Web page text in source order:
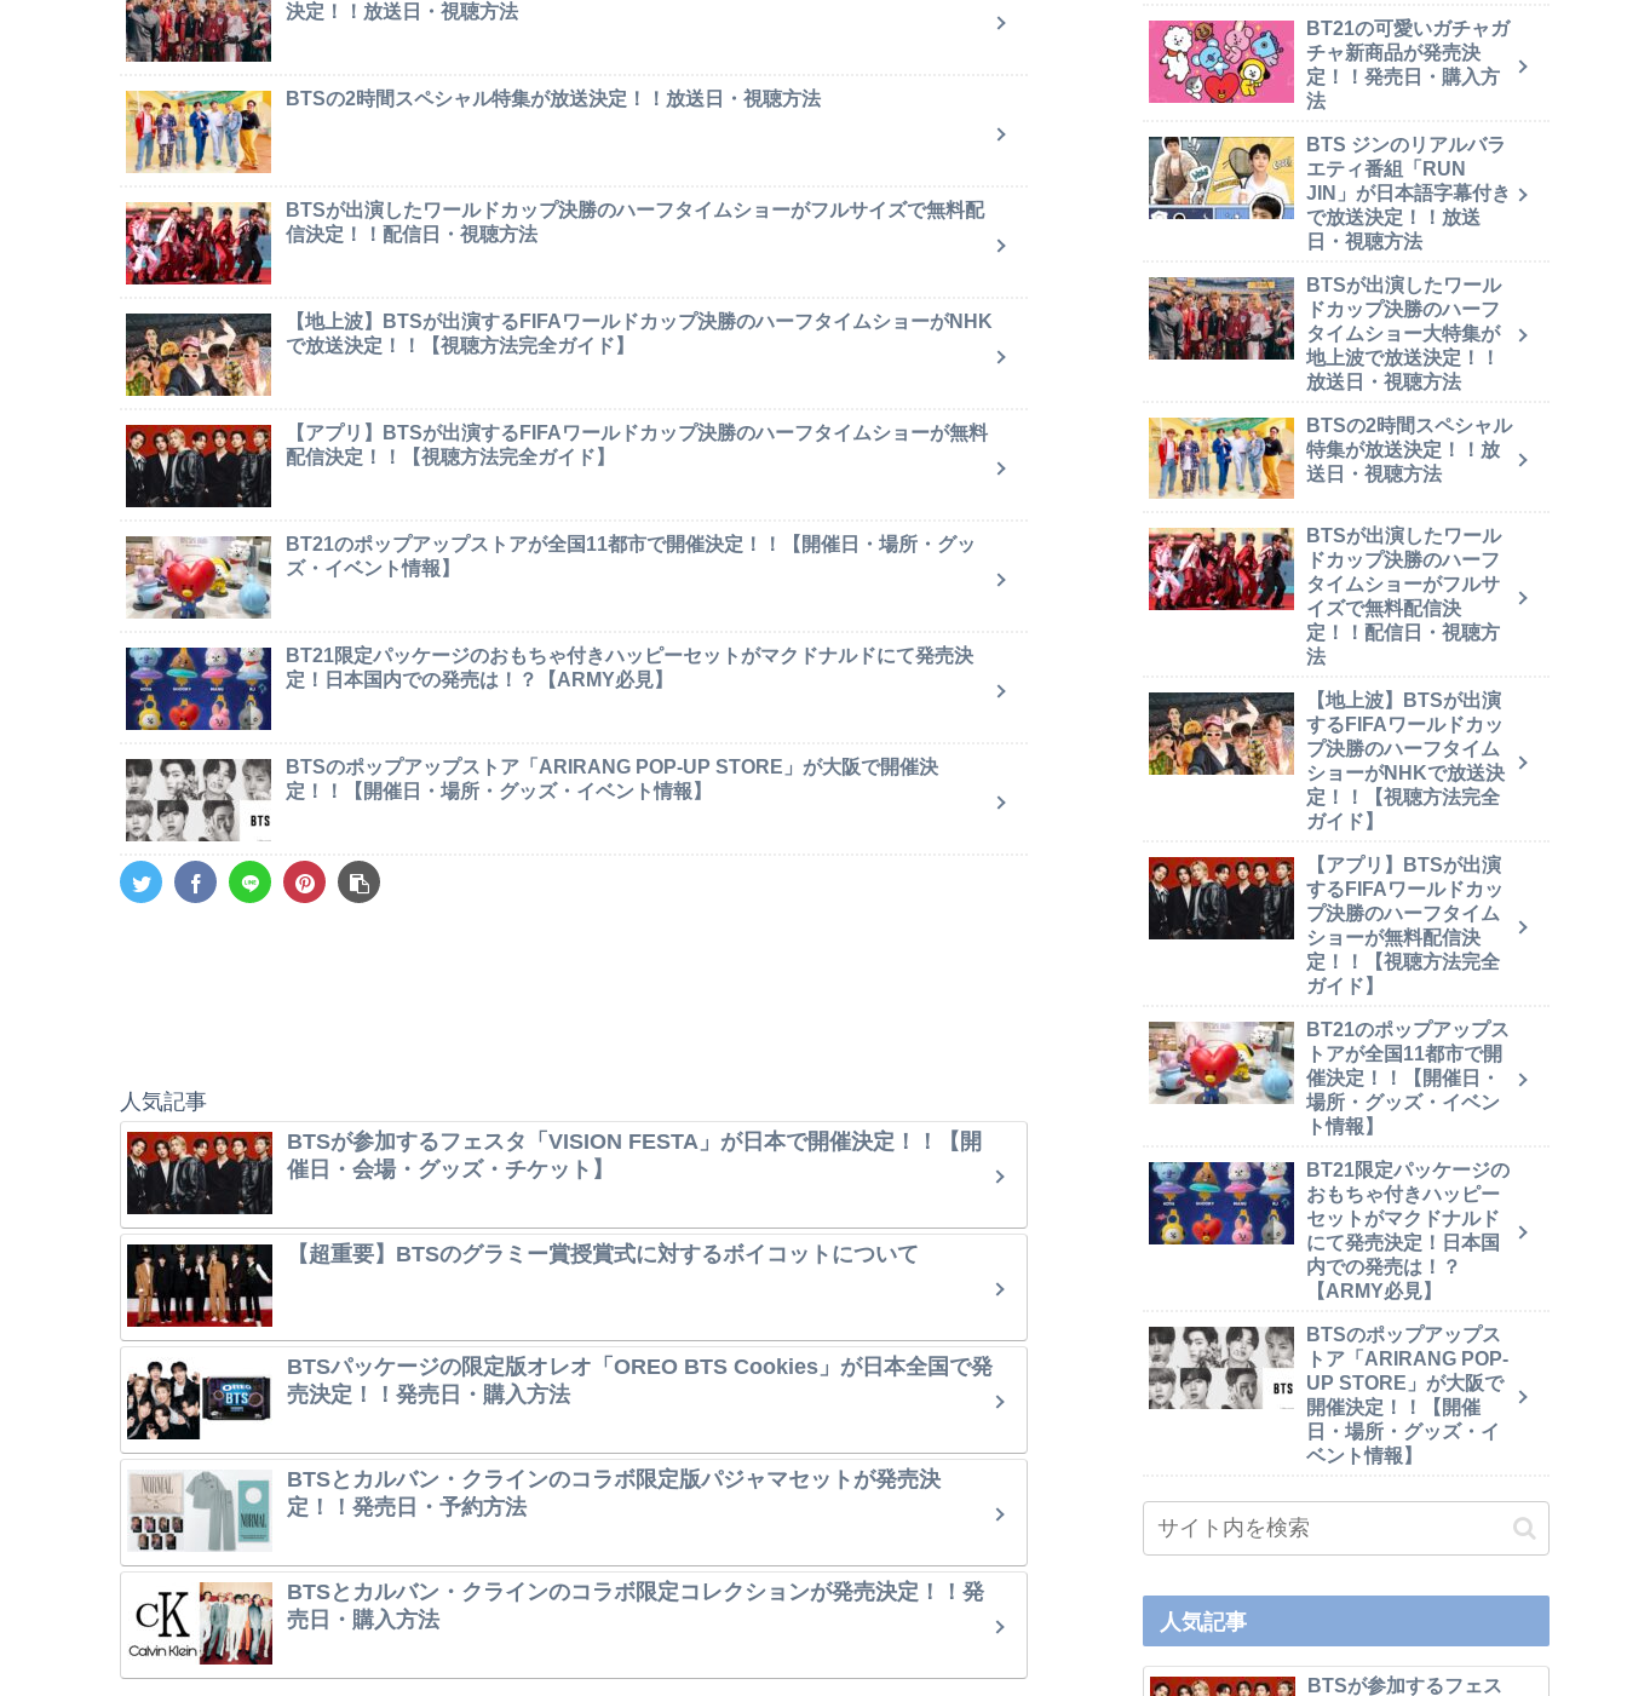
決定！！放送日・視聴方法
BTSの2時間スペシャル特集が放送決定！！放送日・視聴方法
BTSが出演したワールドカップ決勝のハーフタイムショーがフルサイズで無料配
信決定！！配信日・視聴方法
【地上波】BTSが出演するFIFAワールドカップ決勝のハーフタイムショーがNHK
で放送決定！！【視聴方法完全ガイド】
【アプリ】BTSが出演するFIFAワールドカップ決勝のハーフタイムショーが無料
配信決定！！【視聴方法完全ガイド】
BT21のポップアップストアが全国11都市で開催決定！！【開催日・場所・グッ
ズ・イベント情報】
BT21限定パッケージのおもちゃ付きハッピーセットがマクドナルドにて発売決
定！日本国内での発売は！？【ARMY必見】
BTSのポップアップストア「ARIRANG POP-UP STORE」が大阪で開催決
定！！【開催日・場所・グッズ・イベント情報】
人気記事
BTSが参加するフェスタ「VISION FESTA」が日本で開催決定！！【開
催日・会場・グッズ・チケット】
【超重要】BTSのグラミー賞授賞式に対するボイコットについて
BTSパッケージの限定版オレオ「OREO BTS Cookies」が日本全国で発
売決定！！発売日・購入方法
BTSとカルバン・クラインのコラボ限定版パジャマセットが発売決
定！！発売日・予約方法
BTSとカルバン・クラインのコラボ限定コレクションが発売決定！！発
売日・購入方法
BT21の可愛いガチャガ
チャ新商品が発売決
定！！発売日・購入方
法
BTS ジンのリアルバラ
エティ番組「RUN
JIN」が日本語字幕付き
で放送決定！！放送
日・視聴方法
BTSが出演したワール
ドカップ決勝のハーフ
タイムショー大特集が
地上波で放送決定！！
放送日・視聴方法
BTSの2時間スペシャル
特集が放送決定！！放
送日・視聴方法
BTSが出演したワール
ドカップ決勝のハーフ
タイムショーがフルサ
イズで無料配信決
定！！配信日・視聴方
法
【地上波】BTSが出演
するFIFAワールドカッ
プ決勝のハーフタイム
ショーがNHKで放送決
定！！【視聴方法完全
ガイド】
【アプリ】BTSが出演
するFIFAワールドカッ
プ決勝のハーフタイム
ショーが無料配信決
定！！【視聴方法完全
ガイド】
BT21のポップアップス
トアが全国11都市で開
催決定！！【開催日・
場所・グッズ・イベン
ト情報】
BT21限定パッケージの
おもちゃ付きハッピー
セットがマクドナルド
にて発売決定！日本国
内での発売は！？
【ARMY必見】
BTSのポップアップス
トア「ARIRANG POP-
UP STORE」が大阪で
開催決定！！【開催
日・場所・グッズ・イ
ベント情報】
人気記事
BTSが参加するフェス